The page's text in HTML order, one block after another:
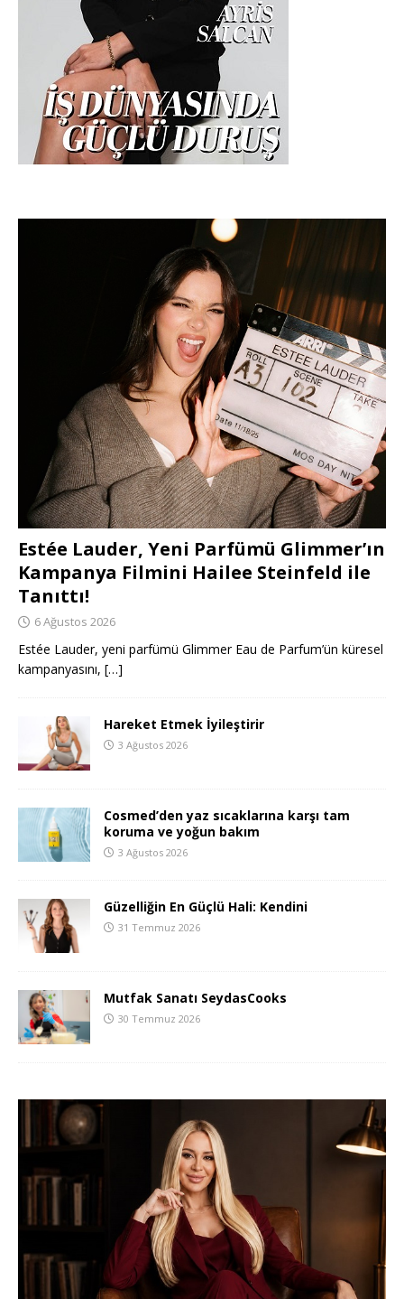
Estée Lauder, Yeni Parfümü Glimmer’ın
Kampanya Filmini Hailee Steinfeld ile
Tanıttı!
6 Ağustos 2026
Estée Lauder, yeni parfümü Glimmer Eau de Parfum’ün küresel
kampanyasını, […]
Hareket Etmek İyileştirir
3 Ağustos 2026
Cosmed’den yaz sıcaklarına karşı tam
koruma ve yoğun bakım
3 Ağustos 2026
Güzelliğin En Güçlü Hali: Kendini
31 Temmuz 2026
Mutfak Sanatı SeydasCooks
30 Temmuz 2026